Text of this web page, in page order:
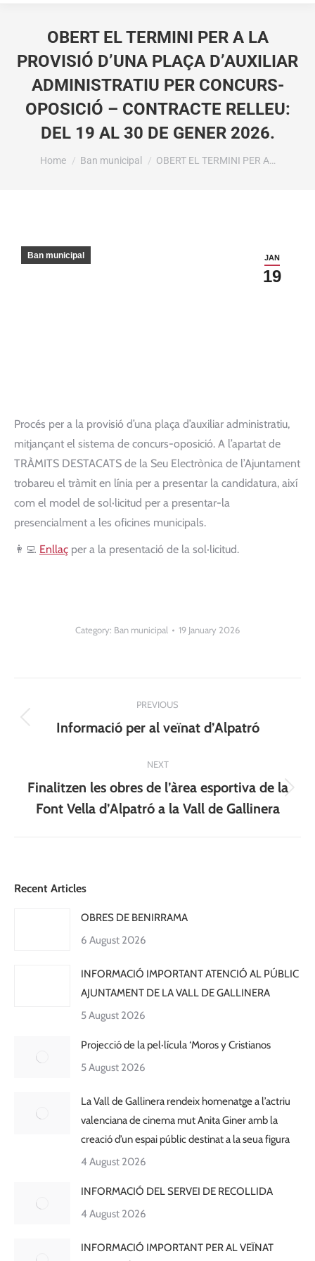
OBERT EL TERMINI PER A LA
PROVISIÓ D’UNA PLAÇA D’AUXILIAR
ADMINISTRATIU PER CONCURS-
OPOSICIÓ – CONTRACTE RELLEU:
DEL 19 AL 30 DE GENER 2026.
You are here:
Home Ban municipal OBERT EL TERMINI PER A…
JAN
19
Ban municipal
Procés per a la provisió d’una plaça d’auxiliar administratiu,
mitjançant el sistema de concurs-oposició. A l’apartat de
TRÀMITS DESTACATS de la Seu Electrònica de l’Ajuntament
trobareu el tràmit en línia per a presentar la candidatura, així
com el model de sol·licitud per a presentar-la
presencialment a les oficines municipals.
👩‍💻 Enllaç per a la presentació de la sol·licitud.
Category: Ban municipal 19 January 2026
navigation
PREVIOUS
Previous
Informació per al veïnat d’Alpatró
NEXT
Next
post:
Finalitzen les obres de l’àrea esportiva de la
Font Vella d’Alpatró a la Vall de Gallinera
Recent Articles
OBRES DE BENIRRAMA
6 August 2026
INFORMACIÓ IMPORTANT ATENCIÓ AL PÚBLIC
AJUNTAMENT DE LA VALL DE GALLINERA
5 August 2026
Projecció de la pel·lícula ‘Moros y Cristianos
5 August 2026
La Vall de Gallinera rendeix homenatge a l’actriu
valenciana de cinema mut Anita Giner amb la
creació d’un espai públic destinat a la seua figura
4 August 2026
INFORMACIÓ DEL SERVEI DE RECOLLIDA
4 August 2026
INFORMACIÓ IMPORTANT PER AL VEÏNAT